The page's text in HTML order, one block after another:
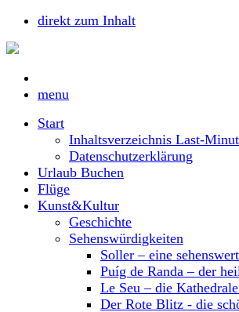
direkt zum Inhalt
menu
Start
Inhaltsverzeichnis Last-
Datenschutzerklärung
Urlaub Buchen
Flüge
Kunst&Kultur
Geschichte
Sehenswürdigkeiten
Soller – eine
Puíg de Randa – der
Le Seu – die
Der Rote Blitz - die